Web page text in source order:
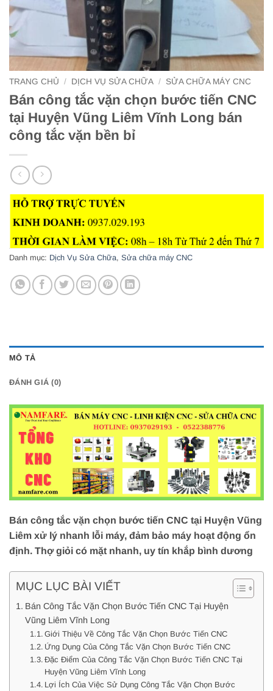
TRANG CHỦ / DỊCH VỤ SỬA CHỮA / SỬA CHỮA MÁY CNC
Bán công tắc vặn chọn bước tiến CNC
tại Huyện Vũng Liêm Vĩnh Long bán
công tắc vặn bền bỉ
Danh mục: Dịch Vụ Sửa Chữa, Sửa chữa máy CNC
MÔ TẢ
ĐÁNH GIÁ (0)
Bán công tắc vặn chọn bước tiến CNC tại Huyện Vũng
Liêm xử lý nhanh lỗi máy, đảm bảo máy hoạt động ổn
định. Thợ giỏi có mặt nhanh, uy tín khắp bình dương
MỤC LỤC BÀI VIẾT
Bán Công Tắc Vặn Chọn Bước Tiến CNC Tại Huyện
Vũng Liêm Vĩnh Long
Giới Thiệu Về Công Tắc Vặn Chọn Bước Tiến CNC
Ứng Dụng Của Công Tắc Vặn Chọn Bước Tiến CNC
Đặc Điểm Của Công Tắc Vặn Chọn Bước Tiến CNC Tại
Huyện Vũng Liêm Vĩnh Long
Lợi Ích Của Việc Sử Dụng Công Tắc Vặn Chọn Bước